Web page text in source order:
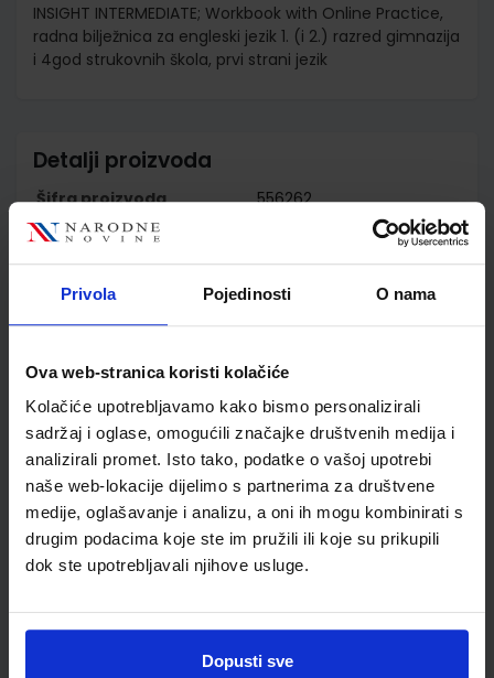
Privola Pojedinosti O nama
Ova web-stranica koristi kolačiće
Kolačiće upotrebljavamo kako bismo personalizirali
sadržaj i oglase, omogućili značajke društvenih medija i
analizirali promet. Isto tako, podatke o vašoj upotrebi
naše web-lokacije dijelimo s partnerima za društvene
medije, oglašavanje i analizu, a oni ih mogu kombinirati s
drugim podacima koje ste im pružili ili koje su prikupili
dok ste upotrebljavali njihove usluge.
Dopusti sve
INSIGHT INTERMEDIATE; Workbook with Online Practice,
radna bilježnica za engleski jezik 1. (i 2.) razred gimnazija
i 4god strukovnih škola, prvi strani jezik
Detalji proizvoda
Šifra proizvoda
556262
Jedinična mjera
Autor
Paul Hancock
Vrsta škole
4 GIMNAZIJA+STRUKOVN
Nastavni predmet
ENGLESKI JEZIK
Reg br min
6778;6290-DOM